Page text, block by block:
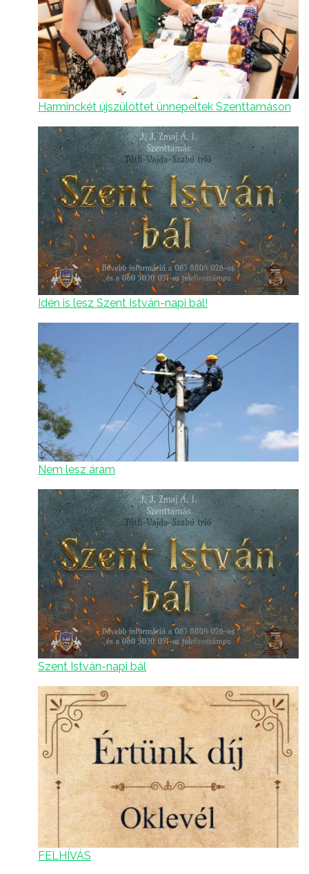
Harminckét újszülöttet ünnepeltek Szenttamáson
Idén is lesz Szent István-napi bál!
Nem lesz áram
Szent István-napi bál
FELHÍVÁS